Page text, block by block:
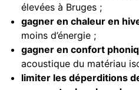
élevées à Bruges ;
gagner en chaleur en
moins d’énergie ;
gagner en confort
acoustique du matériau
limiter les déperditions